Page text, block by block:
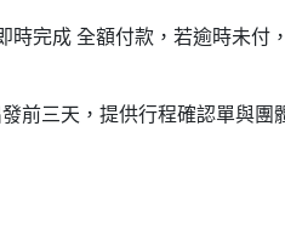
完成 全額付款，若逾時未付
前三天，提供行程確認單與團